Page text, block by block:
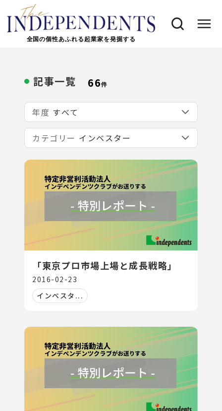
全国の個性あふれる起業家を発掘する
記事一覧 66件
年度
カテゴリー
「東京プロ市場上場と成長戦略」
2016-02-23
インベスタ...